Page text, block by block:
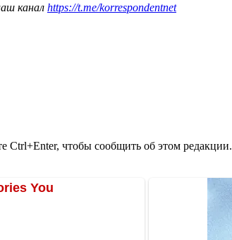
канал https://t.me/korrespondentnet
Ctrl+Enter, чтобы сообщить об этом редакции.